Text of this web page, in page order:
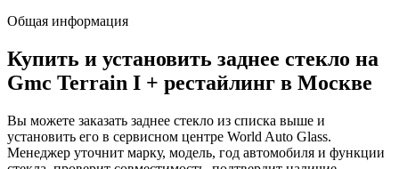
Общая информация
Купить и установить заднее стекло на
Gmc Terrain I + рестайлинг в Москве
Вы можете заказать заднее стекло из списка выше и
установить его в сервисном центре World Auto Glass.
Менеджер уточнит марку, модель, год автомобиля и функции